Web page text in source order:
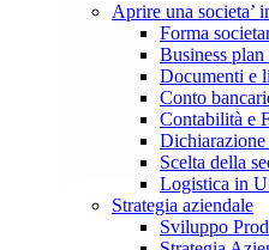
Aprire una societa’
Forma
Business
Documenti e
Conto
Contabilità e
Scelta della
Logistica in
Strategia aziendale
Sviluppo